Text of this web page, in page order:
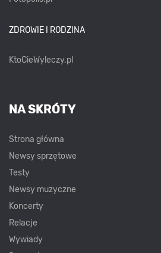
ZDROWIE I RODZINA
KtoCieWyleczy.pl
NA SKRÓTY
Strona główna
Newsy sprzętowe
Testy
Newsy muzyczne
Koncerty
Relacje
Wywiady